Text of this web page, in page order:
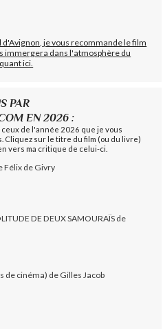
je vous recommande le film
immergera dans l'atmosphère du
ici.
PAR
EN 2026 :
de l'année 2026 que je vous
Cliquez sur le titre du film (ou du livre)
vers ma critique de celui-ci.
Félix de Givry
DE DEUX SAMOURAÏS de
de cinéma) de Gilles Jacob